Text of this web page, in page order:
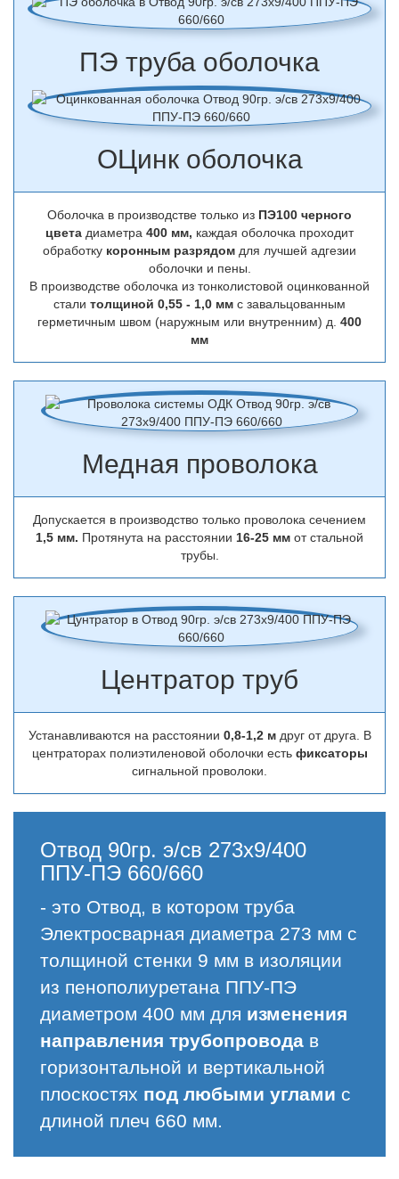
ПЭ труба оболочка
ОЦинк оболочка
Оболочка в производстве только из ПЭ100 черного
цвета диаметра 400 мм, каждая оболочка проходит
обработку коронным разрядом для лучшей адгезии
оболочки и пены.
В производстве оболочка из тонколистовой оцинкованной
стали толщиной 0,55 - 1,0 мм с завальцованным
герметичным швом (наружным или внутренним) д. 400
мм
Медная проволока
Допускается в производство только проволока сечением
1,5 мм. Протянута на расстоянии 16-25 мм от стальной
трубы.
Центратор труб
Устанавливаются на расстоянии 0,8-1,2 м друг от друга. В
центраторах полиэтиленовой оболочки есть фиксаторы
сигнальной проволоки.
Отвод 90гр. э/св 273х9/400
ППУ-ПЭ 660/660
- это Отвод, в котором труба
Электросварная диаметра 273 мм с
толщиной стенки 9 мм в изоляции
из пенополиуретана ППУ-ПЭ
диаметром 400 мм для изменения
направления трубопровода в
горизонтальной и вертикальной
плоскостях под любыми углами с
длиной плеч 660 мм.